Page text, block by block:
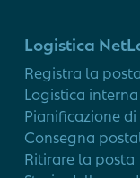
Logistica
Registra la posta
Logistica interna
Pianificazione
Consegna
Ritirare la posta